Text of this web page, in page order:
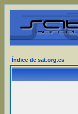
Índice de sat.org.es